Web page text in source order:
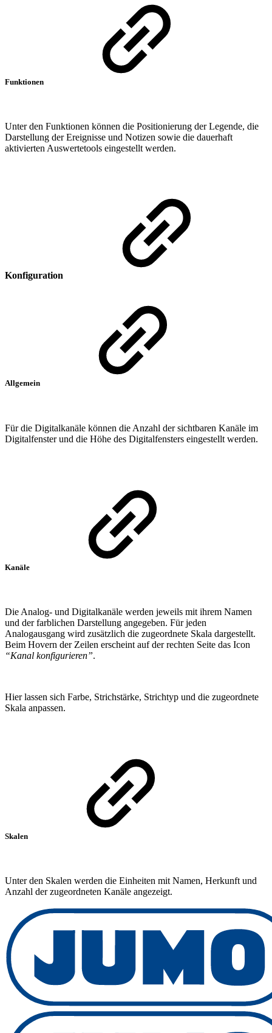
Funktionen
Unter den Funktionen können die Positionierung der Legende, die
Darstellung der Ereignisse und Notizen sowie die dauerhaft
aktivierten Auswertetools eingestellt werden.
Konfiguration
Allgemein
Für die Digitalkanäle können die Anzahl der sichtbaren Kanäle im
Digitalfenster und die Höhe des Digitalfensters eingestellt werden.
Kanäle
Die Analog- und Digitalkanäle werden jeweils mit ihrem Namen
und der farblichen Darstellung angegeben. Für jeden
Analogausgang wird zusätzlich die zugeordnete Skala dargestellt.
Beim Hovern der Zeilen erscheint auf der rechten Seite das Icon
“Kanal konfigurieren”.
Hier lassen sich Farbe, Strichstärke, Strichtyp und die zugeordnete
Skala anpassen.
Skalen
Unter den Skalen werden die Einheiten mit Namen, Herkunft und
Anzahl der zugeordneten Kanäle angezeigt.